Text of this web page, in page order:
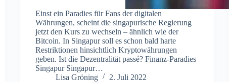
Einst ein Paradies für Fans der digitalen
Währungen, scheint die singapurische Regierung
jetzt den Kurs zu wechseln – ähnlich wie der
Bitcoin. In Singapur soll es schon bald harte
Restriktionen hinsichtlich Kryptowährungen
geben. Ist die Dezentralität passé? Finanz-Paradies
Singapur Singapur…
Lisa Gröning
2. Juli 2022